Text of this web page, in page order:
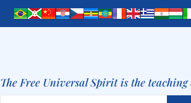
The Free Universal Spirit is the